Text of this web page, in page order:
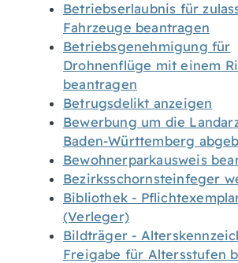
Betriebserlaubnis für
Fahrzeuge beantragen
Betriebsgenehmigung für
Drohnenflüge mit einem
beantragen
Betrugsdelikt anzeigen
Bewerbung um die
Baden-Württemberg
Bewohnerparkausweis
Bezirksschornsteinfeger
Bibliothek -
(Verleger)
Bildträger -
Freigabe für Altersstufen